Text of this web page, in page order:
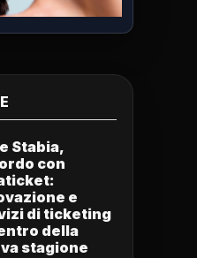
Stabia,
con
e
di ticketing
della
stagione